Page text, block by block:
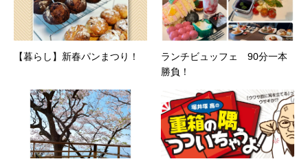
【暮らし】新春パンまつり！
ランチビュッフェ 90分一本
勝負！